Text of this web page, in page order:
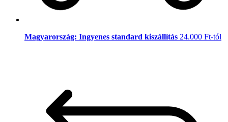
Magyarország: Ingyenes standard kiszállítás 24.000 Ft-tól